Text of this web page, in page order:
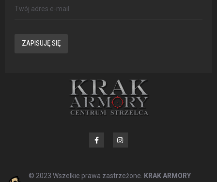
ZAPISUJĘ SIĘ
© 2023 Wszelkie prawa zastrzeżone. KRAK ARMORY